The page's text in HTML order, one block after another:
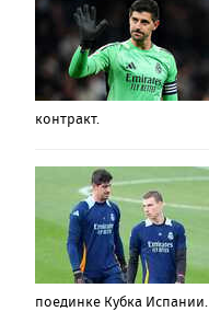
контракт.
поединке Кубка Испании.